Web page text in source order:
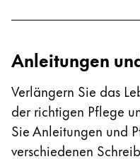
Anleitungen
Verlängern Sie das
der richtigen Pflege
Sie Anleitungen und
verschiedenen